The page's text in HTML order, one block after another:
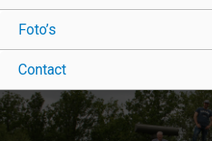
Foto’s
Contact